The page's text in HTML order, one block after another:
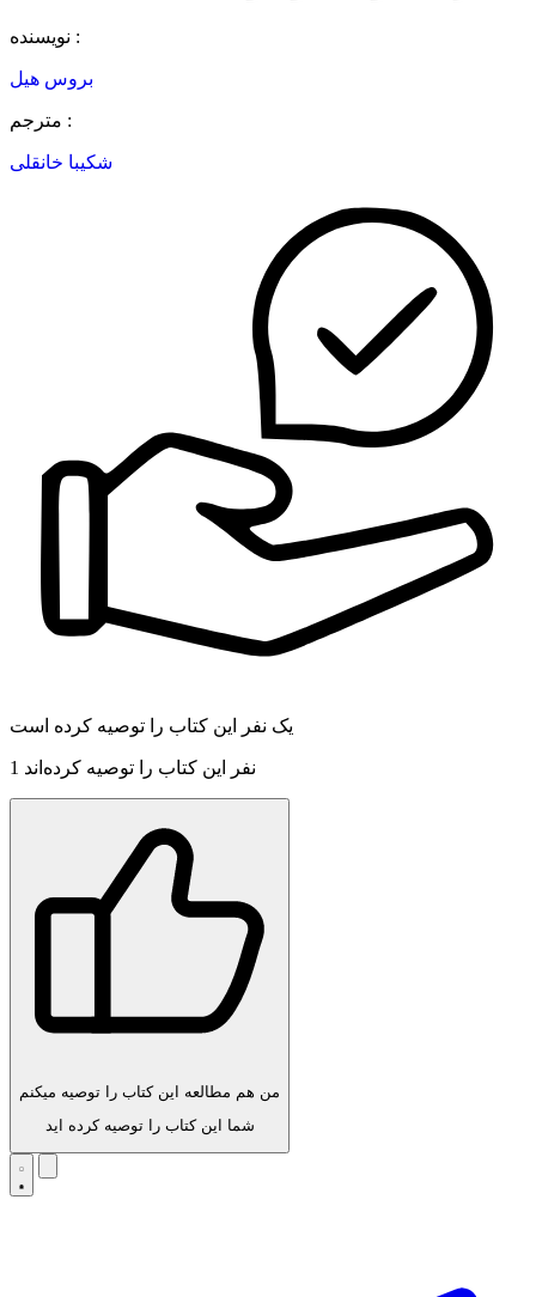
نویسنده :
بروس هیل
مترجم :
شکیبا خانقلی
یک نفر این کتاب را توصیه کرده است
1 نفر این کتاب را توصیه کرده‌اند
من هم مطالعه این کتاب را توصیه میکنم
شما این کتاب را توصیه کرده اید